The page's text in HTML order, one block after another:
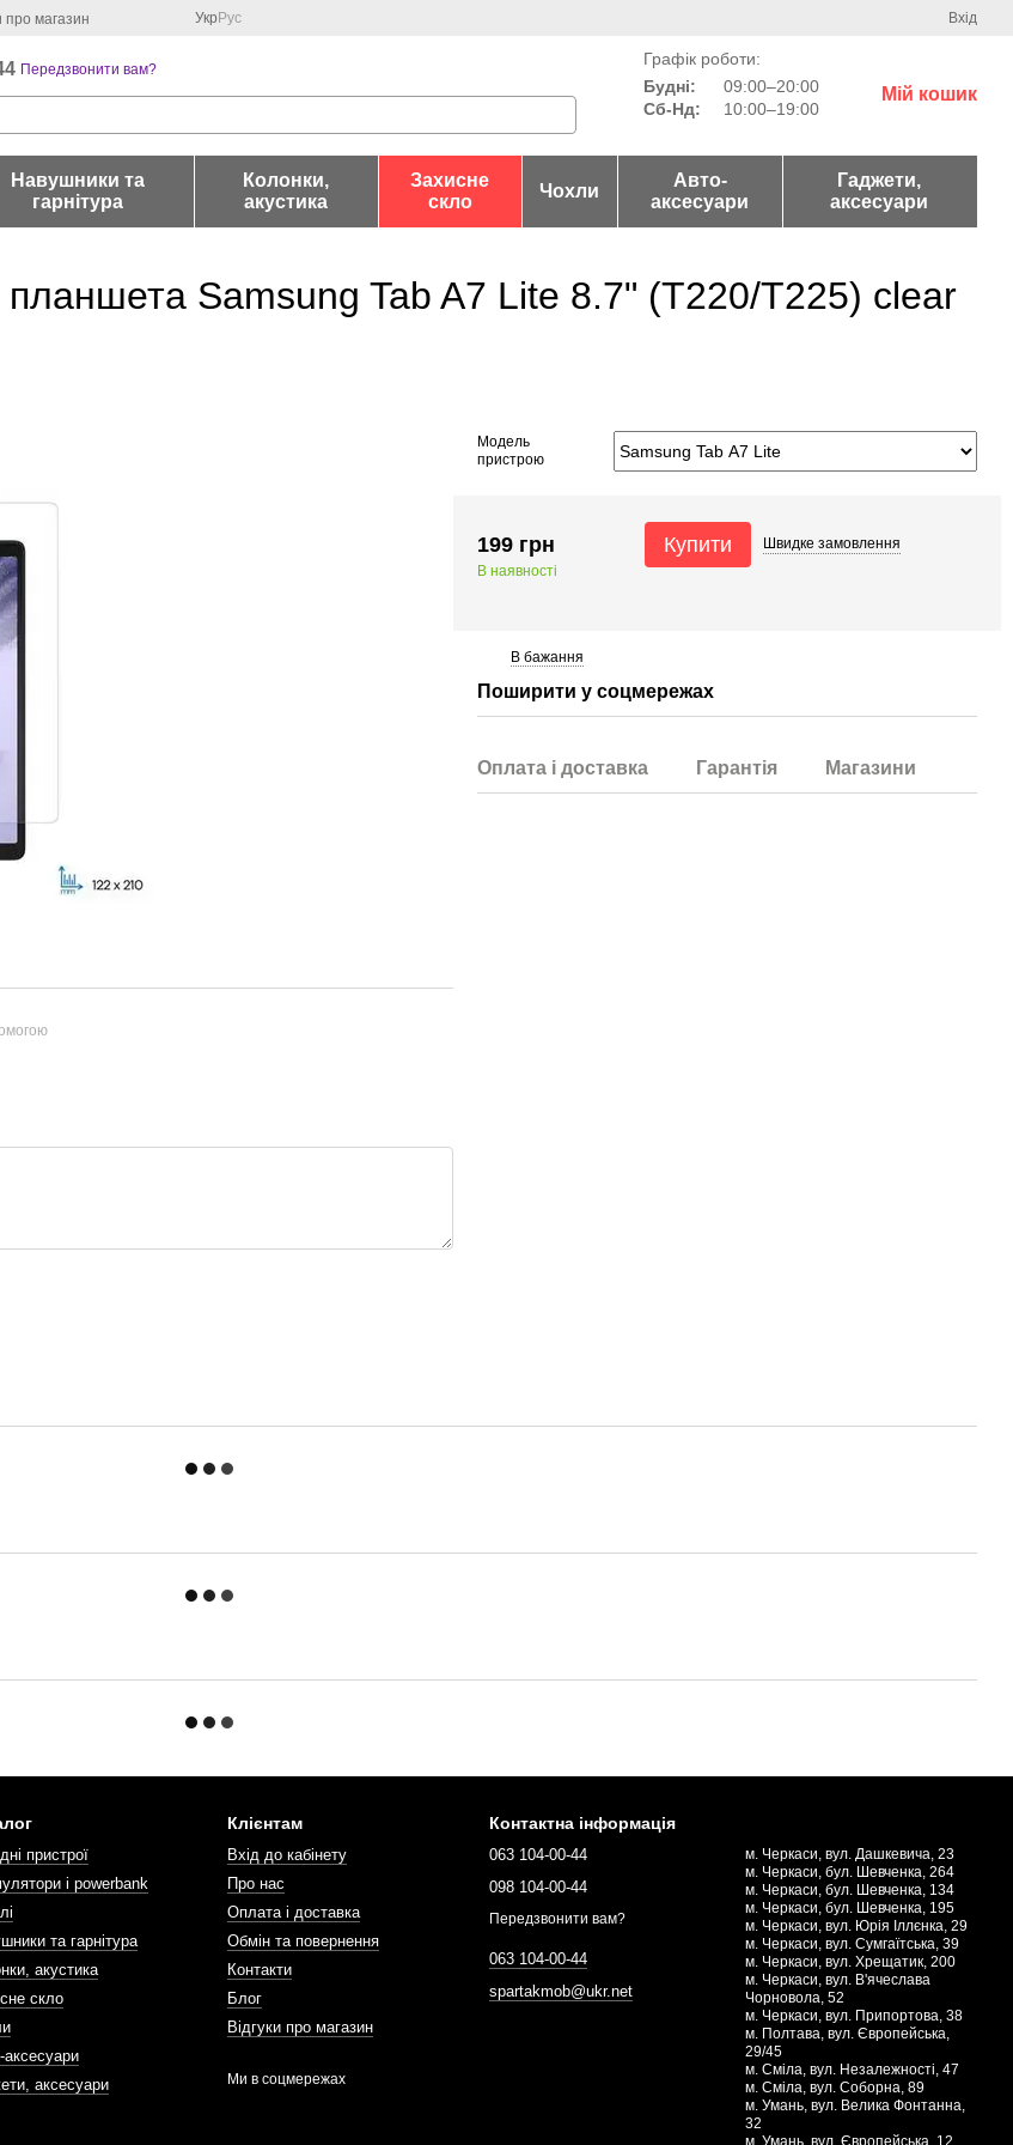
про магазин Укр Рус Вхід
Передзвонити вам?
Графік роботи:
Будні:
09:00–20:00
Сб-Нд:
10:00–19:00
Мій кошик
Навушники та
гарнітура
Колонки,
акустика
Захисне
скло
Чохли
Авто-
аксесуари
Гаджети,
аксесуари
Samsung Tab A7 Lite 8.7" (T220/T225) clear
Модель
пристрою
199 грн
В наявності
Купити Швидке замовлення
В бажання
Поширити у соцмережах
Оплата і доставка Гарантія Магазини
пристрої
і powerbank
та гарнітура
акустика
скло
аксесуари
аксесуари
Клієнтам
Вхід до кабінету
Про нас
Оплата і доставка
Обмін та повернення
Контакти
Блог
Відгуки про магазин
Ми в соцмережах
Контактна інформація
063 104-00-44
098 104-00-44
Передзвонити вам?
063 104-00-44
spartakmob@ukr.net
м. Черкаси, вул. Дашкевича, 23
м. Черкаси, бул. Шевченка, 264
м. Черкаси, бул. Шевченка, 134
м. Черкаси, бул. Шевченка, 195
м. Черкаси, вул. Юрія Іллєнка, 29
м. Черкаси, вул. Сумгаїтська, 39
м. Черкаси, вул. Хрещатик, 200
м. Черкаси, вул. В'ячеслава
Чорновола, 52
м. Черкаси, вул. Припортова, 38
м. Полтава, вул. Європейська,
29/45
м. Сміла, вул. Незалежності, 47
м. Сміла, вул. Соборна, 89
м. Умань, вул. Велика Фонтанна,
32
м. Умань, вул. Європейська, 12